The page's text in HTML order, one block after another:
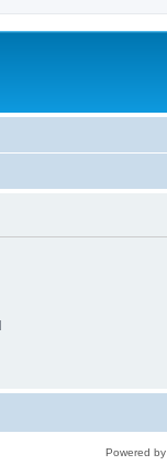
Powered by